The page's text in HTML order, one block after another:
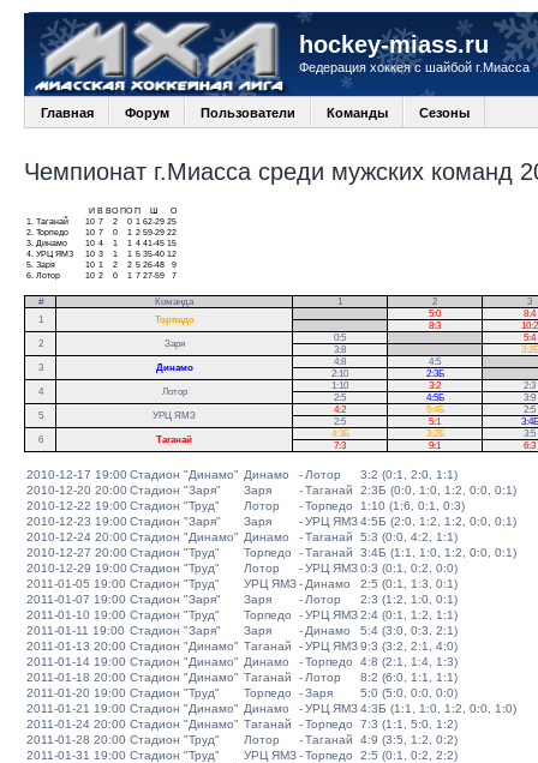
hockey-miass.ru
Федерация хоккея с шайбой г.Миасса
Главная Форум Пользователи Команды Сезоны
Чемпионат г.Миасса среди мужских команд
И В ВО ПО П
О
1.
Таганай 10 7 2 0 1 62-29 25
2. Торпедо 10 7 0 1 2 59-29 22
3.
Динамо 10 4 1 1 4 41-45 15
4. УРЦ ЯМЗ 10 3 1 1 5 35-40 12
5. Заря 10 1 2 2 5 26-48
9
6. Лотор 10 2 0 1 7 27-59 7
# Команда 1 2
3
1
Торпедо
5:0
8:4
8:3
10:2
2
Заря
0:5
5:4
3:8
3:2Б
3
Динамо
4:8 4:5
2:10
2:3Б
4
Лотор
1:10 3:2
2:3
2:5
4:5Б
3:9
5
УРЦ ЯМЗ
4:2 5:4Б
2:5
2:5
5:1
3:4Б
6
Таганай
4:3Б 3:2Б
3:5
7:3
9:1 6:3
2010-12-17 19:00Стадион "Динамо" Динамо - Лотор
3:2 (0:1, 2:0, 1:1)
2010-12-20 20:00Стадион "Заря" Заря -Таганай
2:3Б (0:0, 1:0, 1:2, 0:0, 0:1)
2010-12-22 19:00Стадион "Труд" Лотор -Торпедо
1:10 (1:6, 0:1, 0:3)
2010-12-23 19:00Стадион "Заря" Заря -УРЦ ЯМЗ4:5Б (2:0, 1:2, 1:2, 0:0, 0:1)
2010-12-24 20:00Стадион "Динамо" Динамо -Таганай
5:3 (0:0, 4:2, 1:1)
2010-12-27 20:00Стадион "Труд" Торпедо -Таганай
3:4Б (1:1, 1:0, 1:2, 0:0, 0:1)
2010-12-29 19:00Стадион "Труд" Лотор -УРЦ ЯМЗ0:3 (0:1, 0:2, 0:0)
2011-01-05 19:00 Стадион "Труд" УРЦ ЯМЗ- Динамо
2:5 (0:1, 1:3, 0:1)
2011-01-07 19:00 Стадион "Заря" Заря - Лотор
2:3 (1:2, 1:0, 0:1)
2011-01-10 19:00 Стадион "Труд" Торпедо -УРЦ ЯМЗ2:4 (0:1, 1:2, 1:1)
2011-01-11 19:00 Стадион "Заря" Заря - Динамо
5:4 (3:0, 0:3, 2:1)
2011-01-13 20:00 Стадион "Динамо" Таганай -УРЦ ЯМЗ9:3 (3:2, 2:1, 4:0)
2011-01-14 19:00 Стадион "Динамо" Динамо -Торпедо
4:8 (2:1, 1:4, 1:3)
2011-01-18 20:00 Стадион "Динамо" Таганай - Лотор
8:2 (6:0, 1:1, 1:1)
2011-01-20 19:00 Стадион "Труд" Торпедо -Заря
5:0 (5:0, 0:0, 0:0)
2011-01-21 19:00 Стадион "Динамо" Динамо -УРЦ ЯМЗ4:3Б (1:1, 1:0, 1:2, 0:0, 1:0)
2011-01-24 20:00 Стадион "Динамо" Таганай -Торпедо
7:3 (1:1, 5:0, 1:2)
2011-01-28 20:00 Стадион "Труд" Лотор -Таганай
4:9 (3:5, 1:2, 0:2)
2011-01-31 19:00 Стадион "Труд" УРЦ ЯМЗ-Торпедо
2:5 (0:1, 0:2, 2:2)